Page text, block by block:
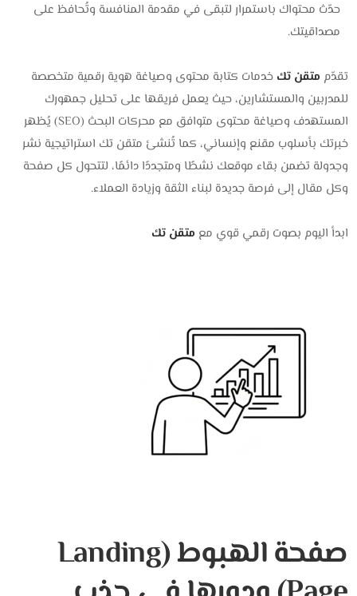
حدّث محتواك باستمرار لتبقى في مقدمة المنافسة وتُحافظ على
مصداقيتك.
تقدّم متقن تك خدمات كتابة محتوى وصياغة هوية رقمية متخصصة
للمدربين والمستشارين، حيث يعمل فريقها على تحليل جمهورك
المستهدف وصياغة محتوى متوافق مع محركات البحث (SEO) يُظهر
خبرتك بأسلوب مقنع وإنساني، كما تُنشئ متقن تك استراتيجية نشر
وجدولة تضمن بقاء موقعك نشطًا ومتجددًا دائمًا، لتتحول كل صفحة
وكل مقال إلى فرصة جديدة لبناء الثقة وزيادة العملاء.
ابدأ اليوم بصوت رقمي قوي مع متقن تك
صفحة الهبوط (Landing